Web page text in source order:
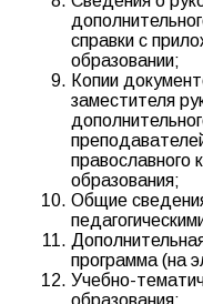
справки с
образовании;
Копии
заместителя
православного
образования;
Общие
программа (на
Учебно-
образования;